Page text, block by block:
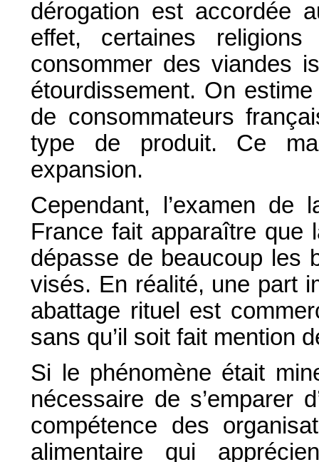
dérogation est accordée
effet, certaines
consommer des viandes
étourdissement. On
de consommateurs
type de produit. Ce
expansion.
Cependant, l’examen de
France fait apparaître que
dépasse de beaucoup les
visés. En réalité, une part
abattage rituel est
sans qu’il soit fait mention
Si le phénomène était
nécessaire de s’emparer
compétence des
alimentaire qui